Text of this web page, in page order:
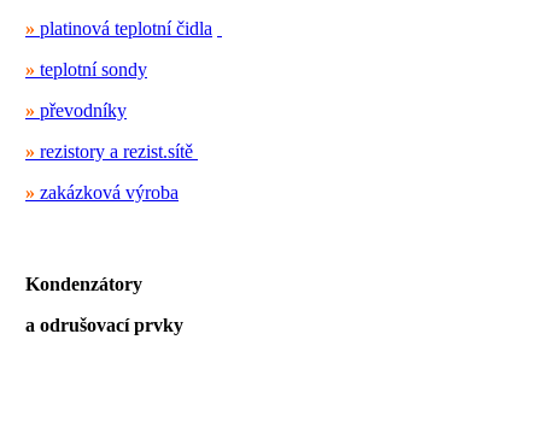
» platinová teplotní čidla
» teplotní sondy
» převodníky
» rezistory a rezist.sítě
» zakázková výroba
Kondenzátory
a odrušovací prvky